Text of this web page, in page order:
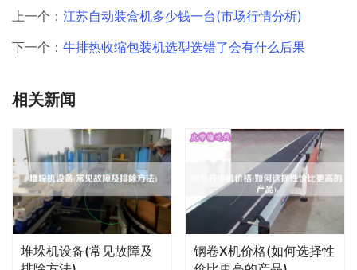
上一个： 江苏自动装盒机多少钱一台(市场行情分析)
下一个： 牛排热收缩包装机选型选错了会有什么后果
相关新闻
堆垛机设备(常见故障及
钢卷X机价格(如何选择性